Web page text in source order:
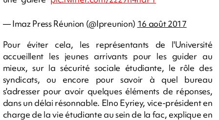
— Imaz Press Réunion (@Ipreunion) 16 août 2017
Pour éviter cela, les représentants de l'Université
accueillent les jeunes arrivants pour les guider au
mieux, sur la sécurité sociale étudiante, le rôle des
syndicats, ou encore pour savoir à quel bureau
s'adresser pour avoir quelques éléments de réponses,
dans un délai résonnable. Elno Eyriey, vice-président en
charge de la vie étudiante au sein de la fac, explique en